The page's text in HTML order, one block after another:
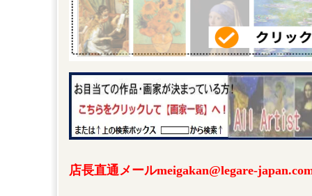
店長直通メールmeigakan@legare-